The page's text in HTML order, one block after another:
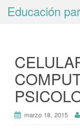
Educación
marzo 18, 2015